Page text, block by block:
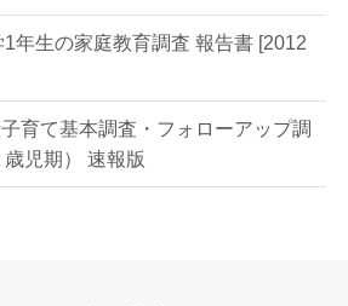
年生の家庭教育調査 報告書 [2012
育て基本調査・フォローアップ調
児期） 速報版